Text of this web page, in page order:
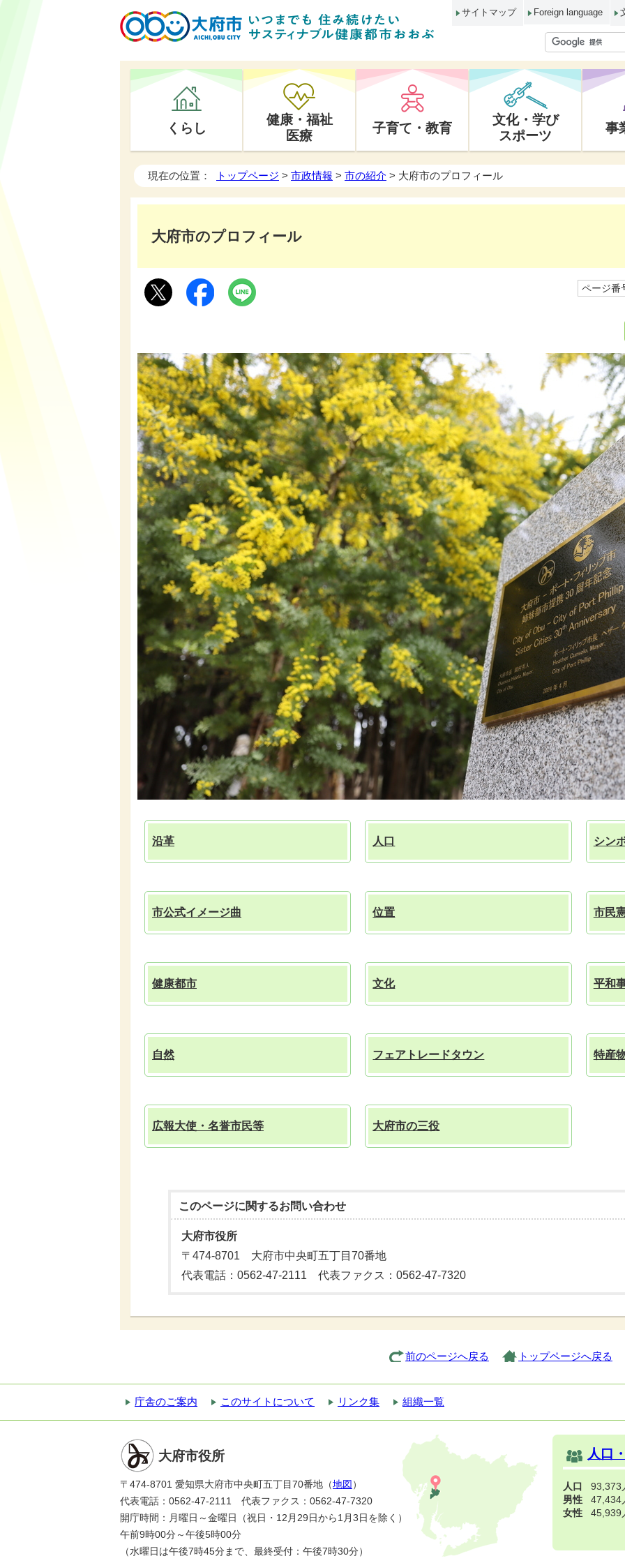
サイトマップ Foreign language
くらし
健康・福祉
医療
子育て・教育
文化・学び
スポーツ
事
現在の位置： トップページ > 市政情報 > 市の紹介 > 大府市のプロフィール
大府市のプロフィール
ページ番
沿革 人口 シン
市公式イメージ曲 位置 市民
健康都市 文化 平和
自然 フェアトレードタウン 特産
広報大使・名誉市民等 大府市の三役
このページに関するお問い合わせ
大府市役所
〒474-8701 大府市中央町五丁目70番地
代表電話：0562-47-2111 代表ファクス：0562-47-7320
前のページへ戻る トップページへ戻る
庁舎のご案内 このサイトについて リンク集 組織一覧
大府市役所
〒474-8701 愛知県大府市中央町五丁目70番地（地図 ）
代表電話：0562-47-2111 代表ファクス：0562-47-7320
開庁時間：月曜日～金曜日（祝日・12月29日から1月3日を除く）
午前9時00分～午後5時00分
（水曜日は午後7時45分まで、最終受付：午後7時30分）
人口
人口
93,373
男性
47,434
女性
45,939